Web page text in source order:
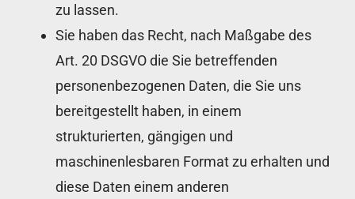
zu lassen.
Sie haben das Recht, nach Maßgabe des
Art. 20 DSGVO die Sie betreffenden
personenbezogenen Daten, die Sie uns
bereitgestellt haben, in einem
strukturierten, gängigen und
maschinenlesbaren Format zu erhalten und
diese Daten einem anderen